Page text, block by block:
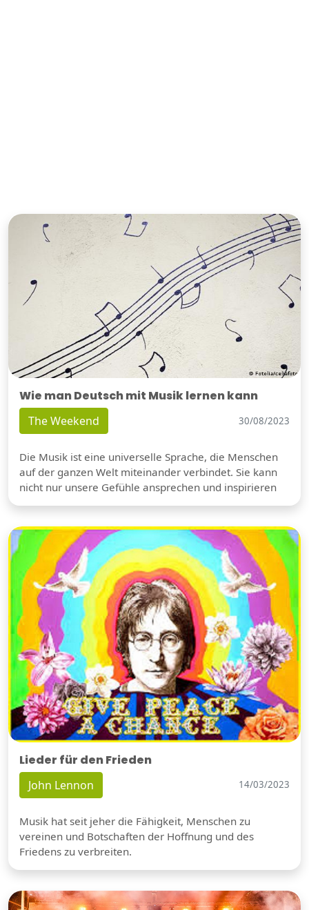
Wie man Deutsch mit Musik lernen kann
The Weekend 30/08/2023
Die Musik ist eine universelle Sprache, die Menschen
auf der ganzen Welt miteinander verbindet. Sie kann
nicht nur unsere Gefühle ansprechen und inspirieren
Lieder für den Frieden
John Lennon 14/03/2023
Musik hat seit jeher die Fähigkeit, Menschen zu
vereinen und Botschaften der Hoffnung und des
Friedens zu verbreiten.